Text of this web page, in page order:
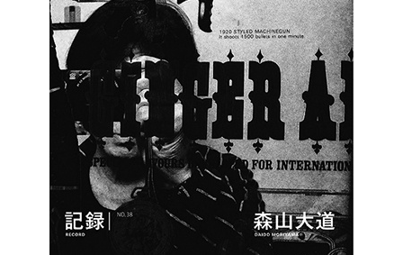
PRIVACY POLICY
INSTAGRAM
GALLERY
PUBLISHING
TWITTER
FACEBOOK
YOUTUBE